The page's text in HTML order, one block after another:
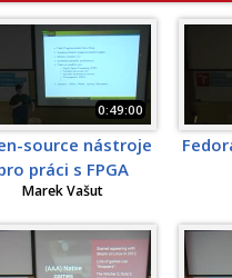
0:49:00
source nástroje
práci s FPGA
Marek Vašut